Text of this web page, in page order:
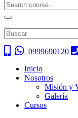
0999690120
Inicio
Nosotros
Misión y
Galería
Cursos